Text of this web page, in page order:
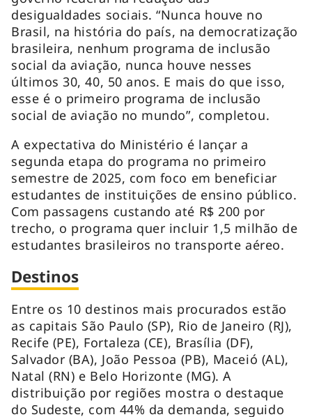
desigualdades sociais. “Nunca houve no
Brasil, na história do país, na democratização
brasileira, nenhum programa de inclusão
social da aviação, nunca houve nesses
últimos 30, 40, 50 anos. E mais do que isso,
esse é o primeiro programa de inclusão
social de aviação no mundo”, completou.
A expectativa do Ministério é lançar a
segunda etapa do programa no primeiro
semestre de 2025, com foco em beneficiar
estudantes de instituições de ensino público.
Com passagens custando até R$ 200 por
trecho, o programa quer incluir 1,5 milhão de
estudantes brasileiros no transporte aéreo.
Destinos
Entre os 10 destinos mais procurados estão
as capitais São Paulo (SP), Rio de Janeiro (RJ),
Recife (PE), Fortaleza (CE), Brasília (DF),
Salvador (BA), João Pessoa (PB), Maceió (AL),
Natal (RN) e Belo Horizonte (MG). A
distribuição por regiões mostra o destaque
do Sudeste, com 44% da demanda, seguido